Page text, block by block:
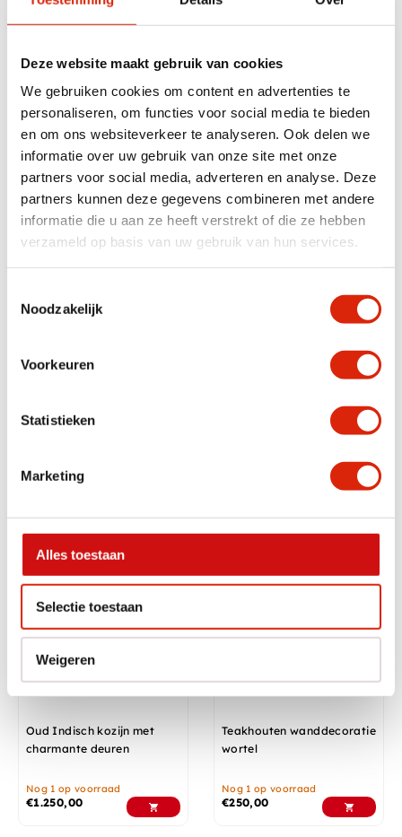
Deze website maakt gebruik van cookies
We gebruiken cookies om content en advertenties te
personaliseren, om functies voor social media te bieden
en om ons websiteverkeer te analyseren. Ook delen we
informatie over uw gebruik van onze site met onze
partners voor social media, adverteren en analyse. Deze
partners kunnen deze gegevens combineren met andere
informatie die u aan ze heeft verstrekt of die ze hebben
verzameld op basis van uw gebruik van hun services.
Noodzakelijk
Voorkeuren
Statistieken
Marketing
Alles toestaan
Selectie toestaan
Weigeren
Uniek Houten Wandpaneel
Nog 1 op voorraad
€450,00
Houten wanddecoratie
Nog 1 op voorraad
195,00
Houten wanddecoratie
Indiase decoratie
Oud Indisch kozijn met
charmante deuren
Nog 1 op voorraad
€1.250,00
Teakhouten wanddecoratie
wortel
Nog 1 op voorraad
€250,00